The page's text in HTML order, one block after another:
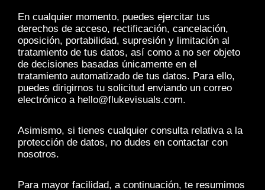
En cualquier momento, puedes ejercitar tus
derechos de acceso, rectificación, cancelación,
oposición, portabilidad, supresión y limitación al
tratamiento de tus datos, así como a no ser objeto
de decisiones basadas únicamente en el
tratamiento automatizado de tus datos. Para ello,
puedes dirigirnos tu solicitud enviando un correo
electrónico a hello@flukevisuals.com.
Asimismo, si tienes cualquier consulta relativa a la
protección de datos, no dudes en contactar con
nosotros.
Para mayor facilidad, a continuación, te resumimos